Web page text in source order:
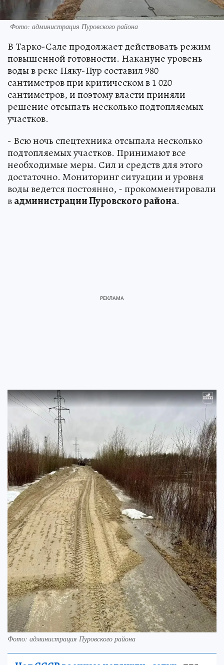
Фото: администрация Пуровского района
В Тарко-Сале продолжает действовать режим
повышенной готовности. Накануне уровень
воды в реке Пяку-Пур составил 980
сантиметров при критическом в 1 020
сантиметров, и поэтому власти приняли
решение отсыпать несколько подтопляемых
участков.
- Всю ночь спецтехника отсыпала несколько
подтопляемых участков. Принимают все
необходимые меры. Сил и средств для этого
достаточно. Мониторинг ситуации и уровня
воды ведется постоянно, - прокомментировали
вадминистрации Пуровского района.
Фото: администрация Пуровского района